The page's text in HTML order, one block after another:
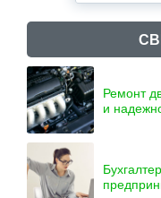
Ремонт
и